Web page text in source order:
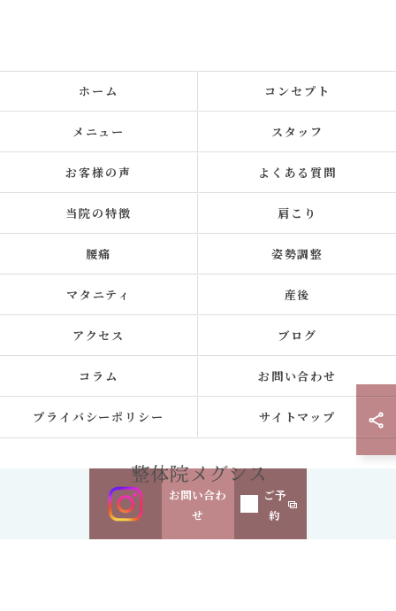
お問い合わ
せ
ご予
約
ホーム コンセプト
メニュー スタッフ
お客様の声 よくある質問
当院の特徴 肩こり
腰痛 姿勢調整
マタニティ 産後
アクセス ブログ
コラム お問い合わせ
プライバシーポリシー サイトマップ
© 2026 東京都浜田山の整体なら整体院メグシス ALL RIGHTS RESERVED.